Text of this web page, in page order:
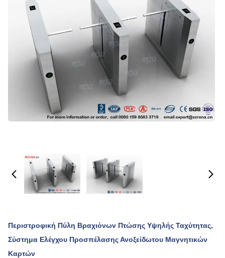
Περιστροφική Πύλη Βραχιόνων Πτώσης Υψηλής Ταχύτητας,
Σύστημα Ελέγχου Προσπέλασης Ανοξείδωτου Μαγνητικών
Καρτών